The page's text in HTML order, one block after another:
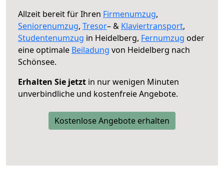
Allzeit bereit für Ihren Firmenumzug,
Seniorenumzug, Tresor– & Klaviertransport,
Studentenumzug in Heidelberg, Fernumzug oder
eine optimale Beiladung von Heidelberg nach
Schönsee.
Erhalten Sie jetzt in nur wenigen Minuten
unverbindliche und kostenfreie Angebote.
Kostenlose Angebote erhalten